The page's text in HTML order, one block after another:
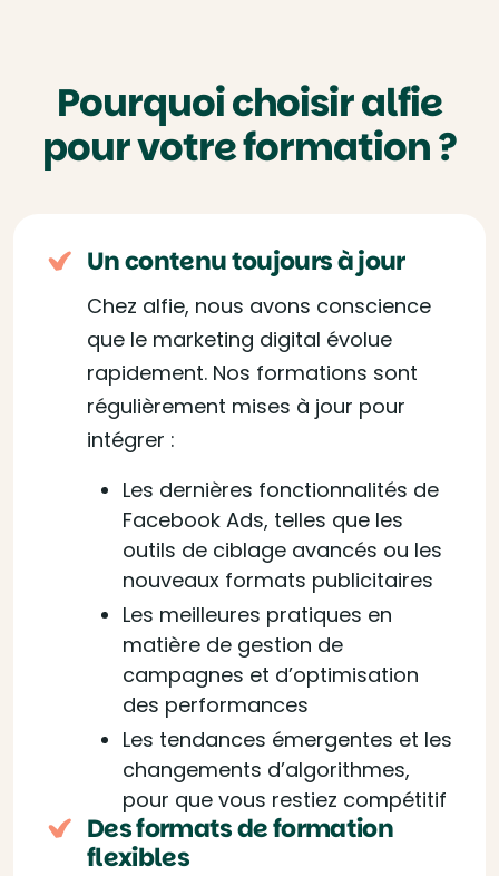
Pourquoi choisir alfie
pour votre formation ?
Un contenu toujours à jour
Chez alfie, nous avons conscience
que le marketing digital évolue
rapidement. Nos formations sont
régulièrement mises à jour pour
intégrer :
Les dernières fonctionnalités de
Facebook Ads, telles que les
outils de ciblage avancés ou les
nouveaux formats publicitaires
Les meilleures pratiques en
matière de gestion de
campagnes et d’optimisation
des performances
Les tendances émergentes et les
changements d’algorithmes,
pour que vous restiez compétitif
Des formats de formation
flexibles